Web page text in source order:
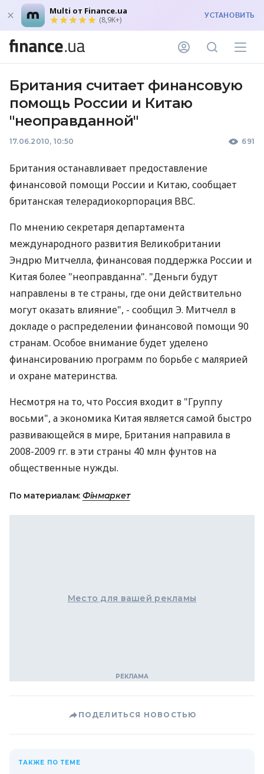
Multi от Finance.ua
(8,9K+) УСТАНОВИТЬ
Британия считает финансовую
помощь России и Китаю
"неоправданной"
17.06.2010, 10:50 691
Британия останавливает предоставление
финансовой помощи России и Китаю, сообщает
британская телерадиокорпорация BBC.
По мнению секретаря департамента
международного развития Великобритании
Эндрю Митчелла, финансовая поддержка России и
Китая более "неоправданна". "Деньги будут
направлены в те страны, где они действительно
могут оказать влияние", - сообщил Э. Митчелл в
докладе о распределении финансовой помощи 90
странам. Особое внимание будет уделено
финансированию программ по борьбе с малярией
и охране материнства.
Несмотря на то, что Россия входит в "Группу
восьми", а экономика Китая является самой быстро
развивающейся в мире, Британия направила в
2008-2009 гг. в эти страны 40 млн фунтов на
общественные нужды.
По материалам: Фінмаркет
Место для вашей рекламы
ПОДЕЛИТЬСЯ НОВОСТЬЮ
ТАКЖЕ ПО ТЕМЕ